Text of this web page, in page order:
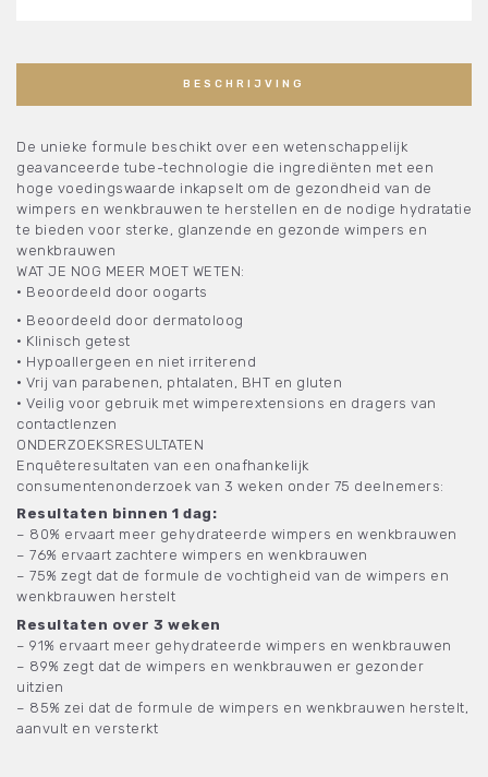
BESCHRIJVING
De unieke formule beschikt over een wetenschappelijk
geavanceerde tube-technologie die ingrediënten met een
hoge voedingswaarde inkapselt om de gezondheid van de
wimpers en wenkbrauwen te herstellen en de nodige hydratatie
te bieden voor sterke, glanzende en gezonde wimpers en
wenkbrauwen
WAT JE NOG MEER MOET WETEN:
• Beoordeeld door oogarts
• Beoordeeld door dermatoloog
• Klinisch getest
• Hypoallergeen en niet irriterend
• Vrij van parabenen, phtalaten, BHT en gluten
• Veilig voor gebruik met wimperextensions en dragers van
contactlenzen
ONDERZOEKSRESULTATEN
Enquêteresultaten van een onafhankelijk
consumentenonderzoek van 3 weken onder 75 deelnemers:
Resultaten binnen 1 dag:
– 80% ervaart meer gehydrateerde wimpers en wenkbrauwen
– 76% ervaart zachtere wimpers en wenkbrauwen
– 75% zegt dat de formule de vochtigheid van de wimpers en
wenkbrauwen herstelt
Resultaten over 3 weken
– 91% ervaart meer gehydrateerde wimpers en wenkbrauwen
– 89% zegt dat de wimpers en wenkbrauwen er gezonder
uitzien
– 85% zei dat de formule de wimpers en wenkbrauwen herstelt,
aanvult en versterkt